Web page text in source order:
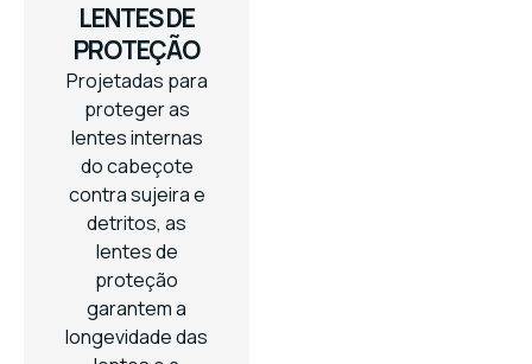
LENTES DE
PROTEÇÃO
Projetadas para
proteger as
lentes internas
do cabeçote
contra sujeira e
detritos, as
lentes de
proteção
garantem a
longevidade das